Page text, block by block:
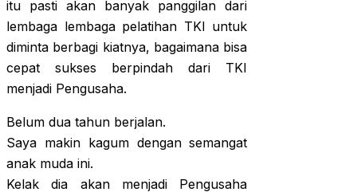
itu pasti akan banyak panggilan dari
lembaga lembaga pelatihan TKI untuk
diminta berbagi kiatnya, bagaimana bisa
cepat sukses berpindah dari TKI
menjadi Pengusaha.
Belum dua tahun berjalan.
Saya makin kagum dengan semangat
anak muda ini.
Kelak dia akan menjadi Pengusaha